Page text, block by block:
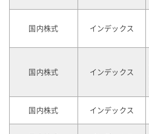
国内株式 インデックス
国内株式 インデックス
国内株式 インデックス